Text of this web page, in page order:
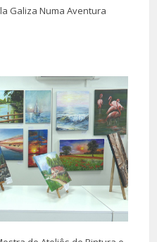
Galiza Numa Aventura